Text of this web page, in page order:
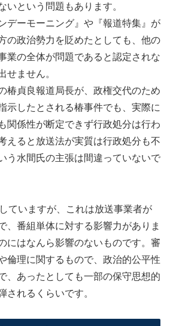
いという問題もあります。
デーモーニング』や『報道特集』が
の政治勢力を貶めたとしても、他の
業の全体が問題であると認定されな
せません。
椿貞良報道局長が、政権交代のため
示したとされる椿事件でも、実際に
関係性が断定できず行政処分は行わ
えると放送法が実質は行政処分も不
う水間氏の主張は間違っていないで
ていますが、これは放送事業者が
、番組単体に対する影響力がありま
にはなんら影響のないものです。審
倫理に関するもので、政治的公平性
、あったとしても一部の保守思想的
されるくらいです。